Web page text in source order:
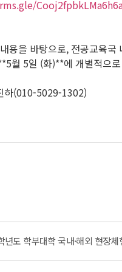
용을 바탕으로, 전공교육
월 5일 (화)**에 개별적으
하(010-5029-1302)
년도 학부대학 국내·해외 현장